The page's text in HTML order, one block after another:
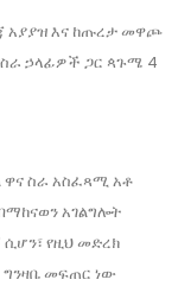
አያያዝ እና ከጡረታ መዋጮ
ኃላፊዎች ጋር ጳጉሜ 4
ዋና ስራ አስፈጻሚ አቶ
አገልግሎት
የዚህ መድረክ
መፍጠር ነው